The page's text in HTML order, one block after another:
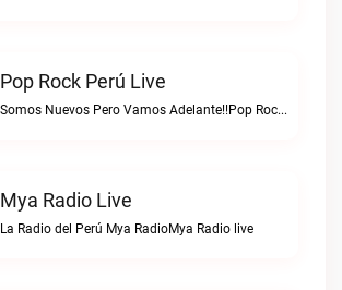
Pop Rock Perú Live
Somos Nuevos Pero Vamos Adelante!!Pop Rock Perú live
Mya Radio Live
La Radio del Perú Mya RadioMya Radio live